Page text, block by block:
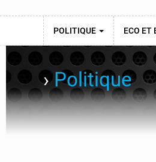
POLITIQUE ECO ET
›Politique